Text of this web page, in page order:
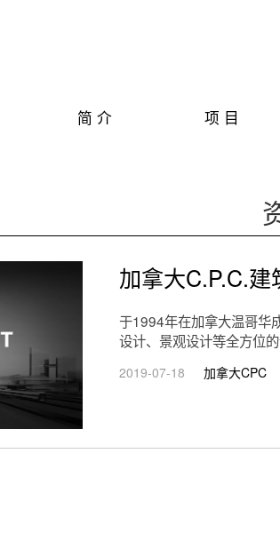
简 介 项 目
加拿大C.P.C.
于1994年在加拿大温哥华
设计、景观设计等全方位的
2019-07-18 加拿大CPC